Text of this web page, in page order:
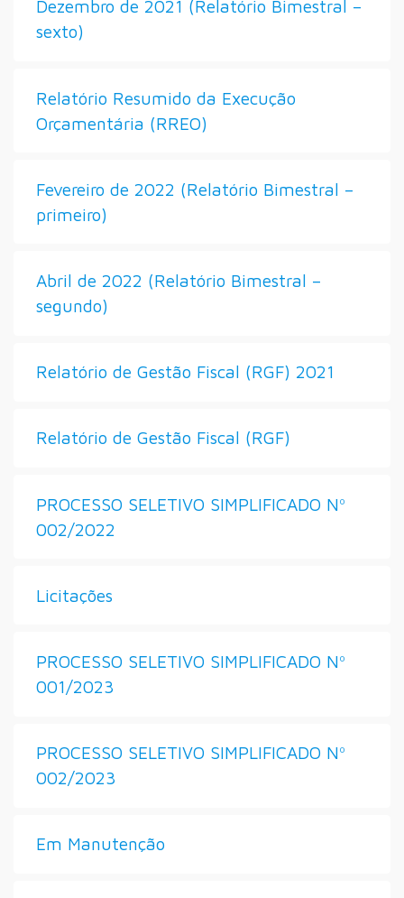
Dezembro de 2021 (Relatório Bimestral –
sexto)
Relatório Resumido da Execução
Orçamentária (RREO)
Fevereiro de 2022 (Relatório Bimestral –
primeiro)
Abril de 2022 (Relatório Bimestral –
segundo)
Relatório de Gestão Fiscal (RGF) 2021
Relatório de Gestão Fiscal (RGF)
PROCESSO SELETIVO SIMPLIFICADO Nº
002/2022
Licitações
PROCESSO SELETIVO SIMPLIFICADO Nº
001/2023
PROCESSO SELETIVO SIMPLIFICADO Nº
002/2023
Em Manutenção